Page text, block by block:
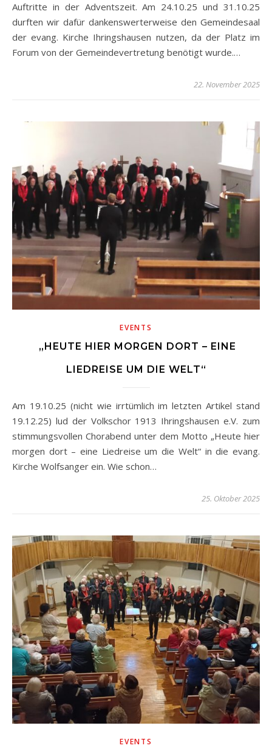
Auftritte in der Adventszeit. Am 24.10.25 und 31.10.25
durften wir dafür dankenswerterweise den Gemeindesaal
der evang. Kirche Ihringshausen nutzen, da der Platz im
Forum von der Gemeindevertretung benötigt wurde.…
22. November 2025
EVENTS
„HEUTE HIER MORGEN DORT – EINE
LIEDREISE UM DIE WELT“
Am 19.10.25 (nicht wie irrtümlich im letzten Artikel stand
19.12.25) lud der Volkschor 1913 Ihringshausen e.V. zum
stimmungsvollen Chorabend unter dem Motto „Heute hier
morgen dort – eine Liedreise um die Welt“ in die evang.
Kirche Wolfsanger ein. Wie schon…
25. Oktober 2025
EVENTS